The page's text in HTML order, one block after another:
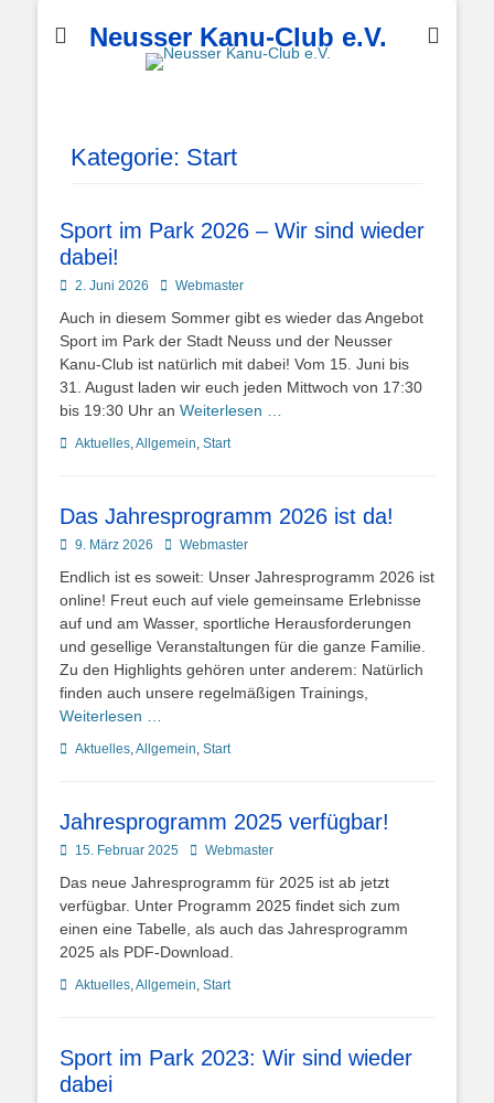
Neusser Kanu-Club e.V.
Kategorie: Start
Sport im Park 2026 – Wir sind wieder
dabei!
Posted
2. Juni 2026 AutorWebmaster
Auch in diesem Sommer gibt es wieder das Angebot
Sport im Park der Stadt Neuss und der Neusser
Kanu-Club ist natürlich mit dabei! Vom 15. Juni bis
31. August laden wir euch jeden Mittwoch von 17:30
bis 19:30 Uhr an Weiterlesen …
Kategorien
Aktuelles,Allgemein, Start
Das Jahresprogramm 2026 ist da!
Posted
9. März 2026 AutorWebmaster
Endlich ist es soweit: Unser Jahresprogramm 2026 ist
online! Freut euch auf viele gemeinsame Erlebnisse
auf und am Wasser, sportliche Herausforderungen
und gesellige Veranstaltungen für die ganze Familie.
Zu den Highlights gehören unter anderem: Natürlich
finden auch unsere regelmäßigen Trainings,
Weiterlesen …
Kategorien
Aktuelles,Allgemein, Start
Jahresprogramm 2025 verfügbar!
Posted
15. Februar 2025 AutorWebmaster
Das neue Jahresprogramm für 2025 ist ab jetzt
verfügbar. Unter Programm 2025 findet sich zum
einen eine Tabelle, als auch das Jahresprogramm
2025 als PDF-Download.
Kategorien
Aktuelles,Allgemein, Start
Sport im Park 2023: Wir sind wieder
dabei